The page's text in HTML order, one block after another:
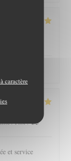
caractère
/ Prix:4/5
et service